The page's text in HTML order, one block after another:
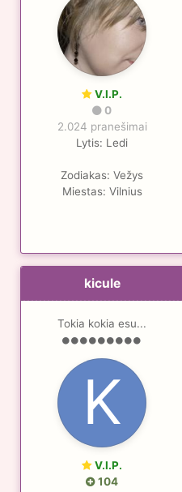
V.I.P.
0
2.024 pranešimai
Lytis: Ledi
Zodiakas: Vežys
Miestas: Vilnius
kicule
Tokia kokia esu...
V.I.P.
104